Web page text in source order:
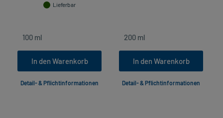
Lieferbar
In den Warenkorb
Detail- & Pflichtinformationen
In den Warenkorb
Detail- & Pflichtinformationen